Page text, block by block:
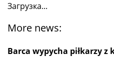
Загрузка...
More news:
Barca wypycha piłkarzy z